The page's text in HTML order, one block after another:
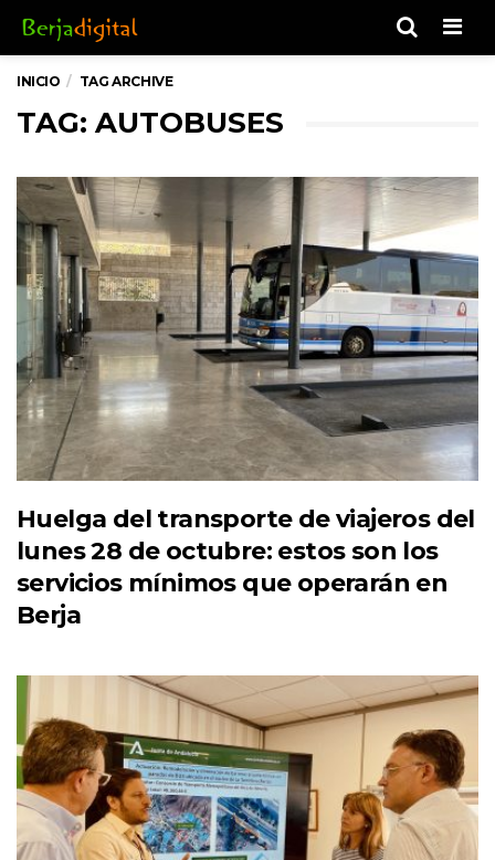
INICIO TAG ARCHIVE
TAG: AUTOBUSES
Huelga del transporte de viajeros del
lunes 28 de octubre: estos son los
servicios mínimos que operarán en
Berja